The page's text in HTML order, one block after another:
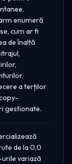
enumeră
cum ar fi
de înaltă
a terților
gestionate.
de la 0,0
variază